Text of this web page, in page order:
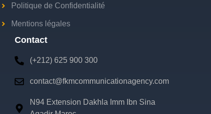
Politique de Confidentialité
Mentions légales
Contact
(+212) 625 900 300
contact@fkmcommunicationagency.com
N94 Extension Dakhla Imm Ibn Sina